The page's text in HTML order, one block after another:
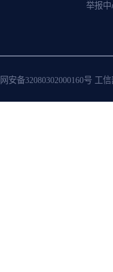
举报中
安备32080302000160号 工